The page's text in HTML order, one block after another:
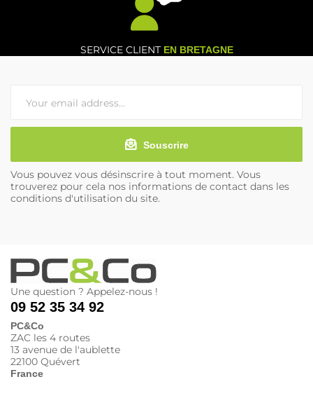
SERVICE CLIENT EN BRETAGNE
Souscrire
Vous pouvez vous désinscrire à tout moment. Vous
trouverez pour cela nos informations de contact dans les
conditions d'utilisation du site.
Une question ? Appelez-nous !
09 52 35 34 92
PC&Co
ZAC les 4 routes
13 avenue de l'aublette
22100 Quévert
France